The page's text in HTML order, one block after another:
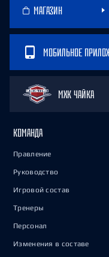
МАГАЗИН
МОБИЛЬНОЕ
МХК ЧАЙКА
КОМАНДА
Правление
Руководство
Игровой состав
Тренеры
Персонал
Изменения в составе